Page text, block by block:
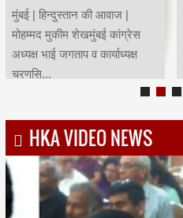
मुंबई । हिन्दुस्तान की आवाज ।
मोहम्मद मुकीम शेख मुंबई कांग्रेस
साउथ तमिल सेल कार्याध्यक्ष...
HKA VIDEO NEWS